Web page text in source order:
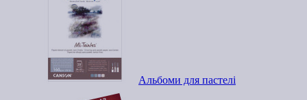
Альбоми для пастелі